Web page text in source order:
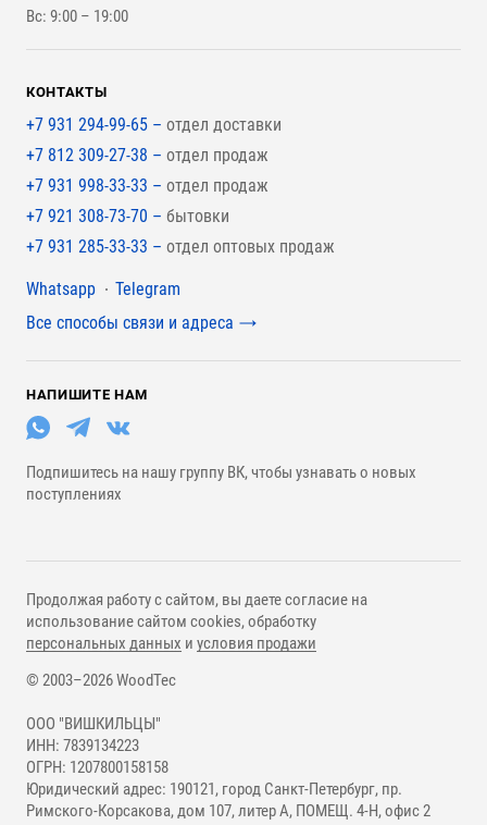
Для покрытия крыши
Вс: 9:00 – 19:00
КОНТАКТЫ
+7 931 294-99-65 – отдел доставки
+7 812 309-27-38 – отдел продаж
+7 931 998-33-33 – отдел продаж
+7 921 308-73-70 – бытовки
+7 931 285-33-33 – отдел оптовых продаж
Мессенджеры
Whatsapp
Telegram
Все способы связи и адреса
НАПИШИТЕ НАМ
Подпишитесь на нашу группу ВК, чтобы узнавать о новых
поступлениях
© 2003–2026 WoodTec
ООО "ВИШКИЛЬЦЫ"
ИНН: 7839134223
ОГРН: 1207800158158
Юридический адрес: 190121, город Санкт-Петербург, пр.
Римского-Корсакова, дом 107, литер А, ПОМЕЩ. 4-Н, офис 2
Продолжая работу с сайтом, вы даете согласие на
использование сайтом cookies, обработку
персональных данных и условия продажи